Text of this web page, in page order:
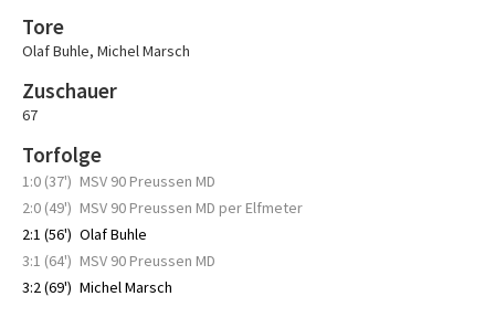
Tore
Olaf Buhle, Michel Marsch
Zuschauer
67
Torfolge
1:0 (37') MSV 90 Preussen MD
2:0 (49') MSV 90 Preussen MD per Elfmeter
2:1 (56') Olaf Buhle
3:1 (64') MSV 90 Preussen MD
3:2 (69') Michel Marsch